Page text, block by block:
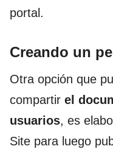
portal.
Creando un
Otra opción que
compartir el
usuarios, es
Site para luego